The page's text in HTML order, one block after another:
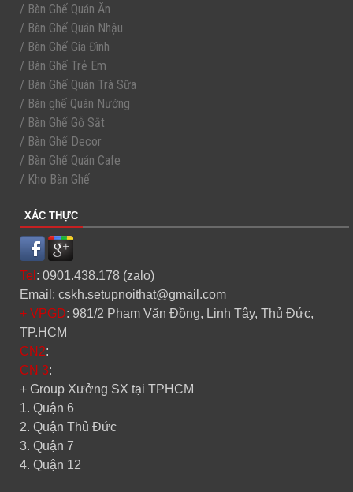
/ Bàn Ghế Quán Ăn
/ Bàn Ghế Quán Nhậu
/ Bàn Ghế Gia Đình
/ Bàn Ghế Trẻ Em
/ Bàn Ghế Quán Trà Sữa
/ Bàn ghế Quán Nướng
/ Bàn Ghế Gỗ Sắt
/ Bàn Ghế Decor
/ Bàn Ghế Quán Cafe
/ Kho Bàn Ghế
XÁC THỰC
Tel : 0901.438.178 (zalo)
Email: cskh.setupnoithat@gmail.com
+ VPGD: 981/2 Phạm Văn Đồng, Linh Tây, Thủ Đức,
TP.HCM
CN2:
CN 3:
+ Group Xưởng SX tại TPHCM
1. Quận 6
2. Quận Thủ Đức
3. Quận 7
4. Quận 12